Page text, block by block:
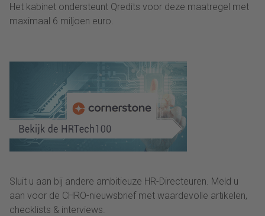
Het kabinet ondersteunt Qredits voor deze maatregel met
maximaal 6 miljoen euro.
Sluit u aan bij andere ambitieuze HR-Directeuren. Meld u
aan voor de CHRO-nieuwsbrief met waardevolle artikelen,
checklists & interviews.